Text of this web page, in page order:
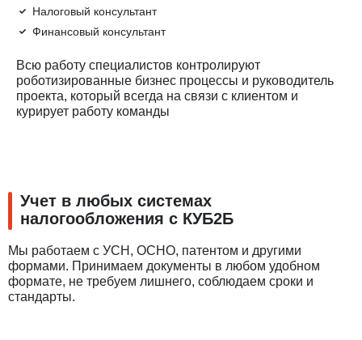
Налоговый консультант
Финансовый консультант
Всю работу специалистов контролируют
роботизированные бизнес процессы и руководитель
проекта, который всегда на связи с клиентом и
курирует работу команды
Учет в любых системах
налогообложения с КУБ2Б
Мы работаем с УСН, ОСНО, патентом и другими
формами. Принимаем документы в любом удобном
формате, не требуем лишнего, соблюдаем сроки и
стандарты.